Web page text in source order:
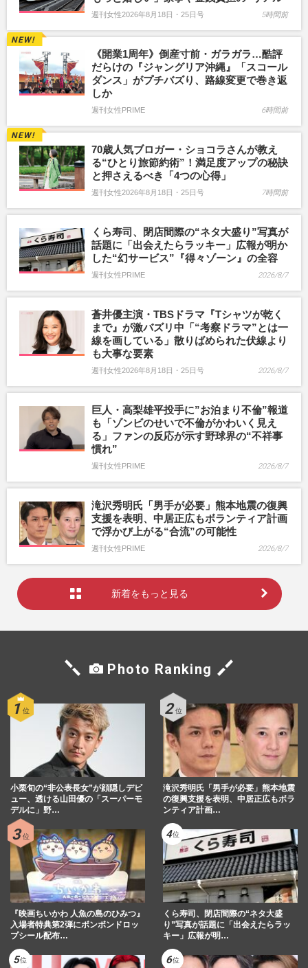
週刊女性2026年8月18日・25日号 5時間前
《開業1周年》倒産寸前・ガラガラ…酷評
だらけの『ジャングリア沖縄』「スコール
ダンス」がプチバズり、路線変更で巻き返
しか
週刊女性PRIME 6時間前
70歳人気ブロガー・ショコラさんが教え
る“ひとり旅節約術”！満足度アップの秘訣
と押さえるべき「4つの心得」
週刊女性2026年8月18日・25日号 7時間前
くら寿司、閉店間際の“ネタ大盛り”写真が
話題に「出会えたらラッキー」広報が明か
した“幻サービス”『得々ゾーン』の全容
週刊女性PRIME 2026/8/7
蒼井優主演・TBSドラマ『Tシャツが乾く
まで』が激バズリ中「“考察ドラマ”とは一
線を画している」散りばめられた伏線より
も大事な要素
週刊女性2026年8月18日・25日号 2026/8/7
巨人・高梨雄平投手に”お泊まり不倫”報道
も「ゾンビのせいで不倫がかわいく見え
る」ファンの反応が示す野球界の“不祥事
慣れ”
週刊女性PRIME 2026/8/7
滝沢秀明氏「男手が必要」熊本地震の復興
支援を表明、中居正広もボランティア計画
で浮かび上がる“合流”の可能性
週刊女性PRIME 2026/8/7
新着をもっと見る
Photo Ranking
小栗旬の“非公表長女”が顔隠しデビ
ュー、透ける山田優の「スーパーモ
デルに」野…
滝沢秀明氏「男手が必要」熊本地震
の復興支援を表明、中居正広もボラ
ンティア計画…
『映画ちいかわ 人魚の島のひみつ』
入場者特典第2弾にボンボンドロッ
プシール配布…
くら寿司、閉店間際の“ネタ大盛
り”写真が話題に「出会えたらラッ
キー」広報が明…